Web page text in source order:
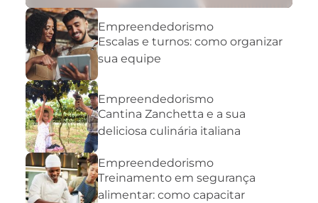
Empreendedorismo
Escalas e turnos: como organizar
sua equipe
Empreendedorismo
Cantina Zanchetta e a sua
deliciosa culinária italiana
Empreendedorismo
Treinamento em segurança
alimentar: como capacitar